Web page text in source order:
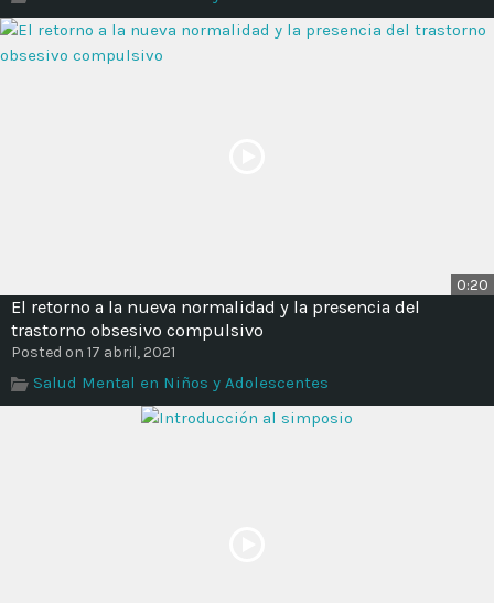
0:20
El retorno a la nueva normalidad y la presencia del
trastorno obsesivo compulsivo
Posted on 17 abril, 2021
Salud Mental en Niños y Adolescentes